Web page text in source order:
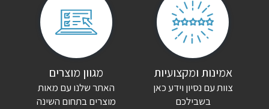
שמור בדפדפן זה את השם, האימייל והאתר שלי לפעם הבאה שאגיב.
אמינות ומקצועיות
צוות עם נסיון וידע כאן
בשבילכם
מגוון מוצרים
האתר שלנו עם מאות
מוצרים בתחום השינה